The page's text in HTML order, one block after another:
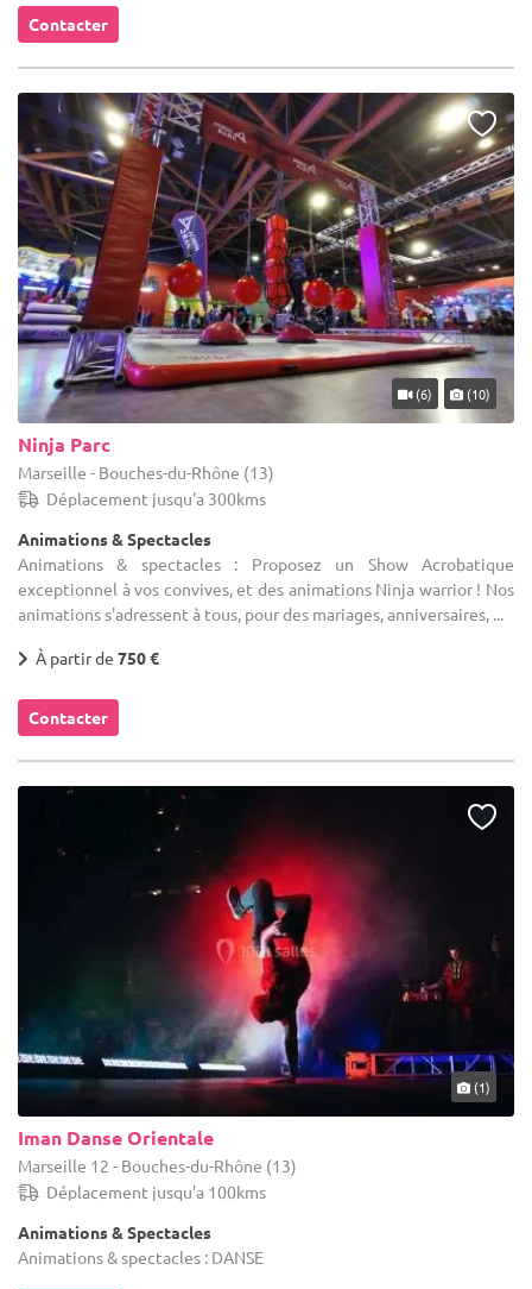
Contacter
(6) (10)
Ninja Parc
Marseille - Bouches-du-Rhône (13)
Déplacement jusqu'a 300kms
Animations & Spectacles
Animations & spectacles : Proposez un Show Acrobatique
exceptionnel à vos convives, et des animations Ninja warrior ! Nos
animations s'adressent à tous, pour des mariages, anniversaires, ...
À partir de 750 €
Contacter
(1)
Iman Danse Orientale
Marseille 12 - Bouches-du-Rhône (13)
Déplacement jusqu'a 100kms
Animations & Spectacles
Animations & spectacles : DANSE